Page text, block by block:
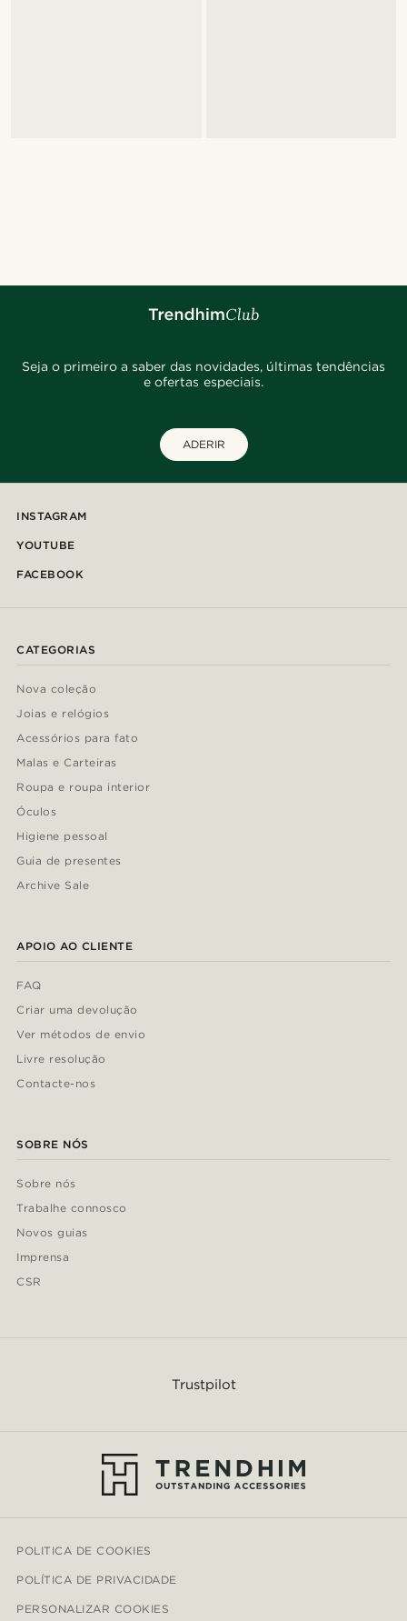
Seja o primeiro a saber das novidades, últimas tendências
e ofertas especiais.
ADERIR
INSTAGRAM
YOUTUBE
FACEBOOK
CATEGORIAS
Nova coleção
Joias e relógios
Acessórios para fato
Malas e Carteiras
Roupa e roupa interior
Óculos
Higiene pessoal
Guia de presentes
Archive Sale
APOIO AO CLIENTE
FAQ
Criar uma devolução
Ver métodos de envio
Livre resolução
Contacte-nos
SOBRE NÓS
Sobre nós
Trabalhe connosco
Novos guias
Imprensa
CSR
Trustpilot
POLITICA DE COOKIES
POLÍTICA DE PRIVACIDADE
PERSONALIZAR COOKIES